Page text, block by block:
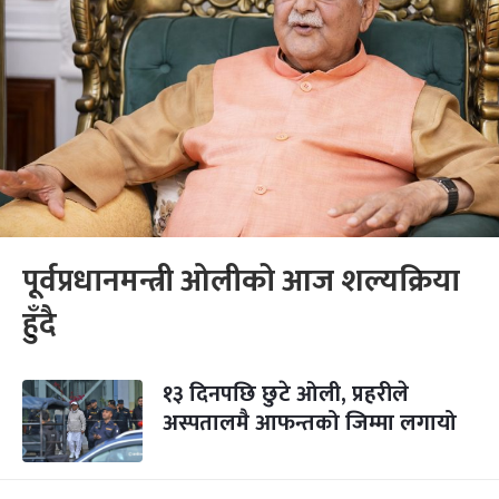
पूर्वप्रधानमन्त्री ओलीको आज शल्यक्रिया
हुँदै
१३ दिनपछि छुटे ओली, प्रहरीले
अस्पतालमै आफन्तको जिम्मा लगायो